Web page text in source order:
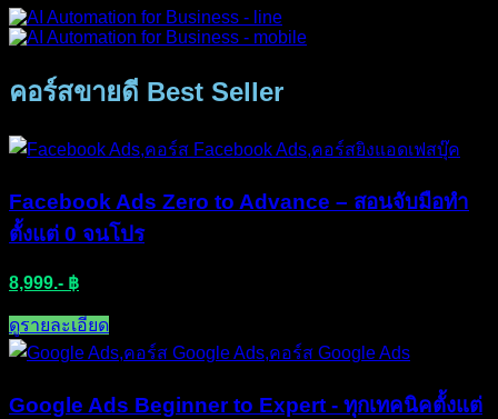
คอร์สขายดี Best Seller
Facebook Ads Zero to Advance – สอนจับมือทำ
ตั้งแต่ 0 จนโปร
8,999.- ฿
ดูรายละเอียด​
Google Ads Beginner to Expert - ทุกเทคนิคตั้งแต่